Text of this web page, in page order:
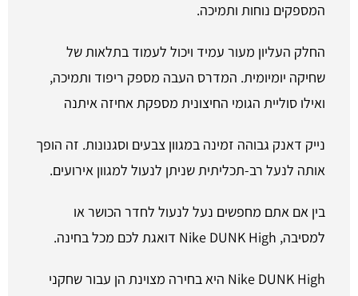
המספקים נוחות ותמיכה.
החלק העליון מעור עמיד ויכול לעמוד בתלאות של
שחיקה יומיומית. המדרס העבה מספק ריפוד ותמיכה,
ואילו סוליית הגומי החיצונית מספקת אחיזה איתנה
נייק דאנק גבוהה זמינה במגוון צבעים וסגנונות. זה הופך
אותה לנעל רב-תכליתית שניתן לנעול למגוון אירועים.
בין אם אתם מחפשים נעל לנעול לחדר הכושר או
למסיבה, Nike DUNK High דואגת לכם מכל בחינה.
Nike DUNK High היא בחירה מצוינת הן עבור שחקני